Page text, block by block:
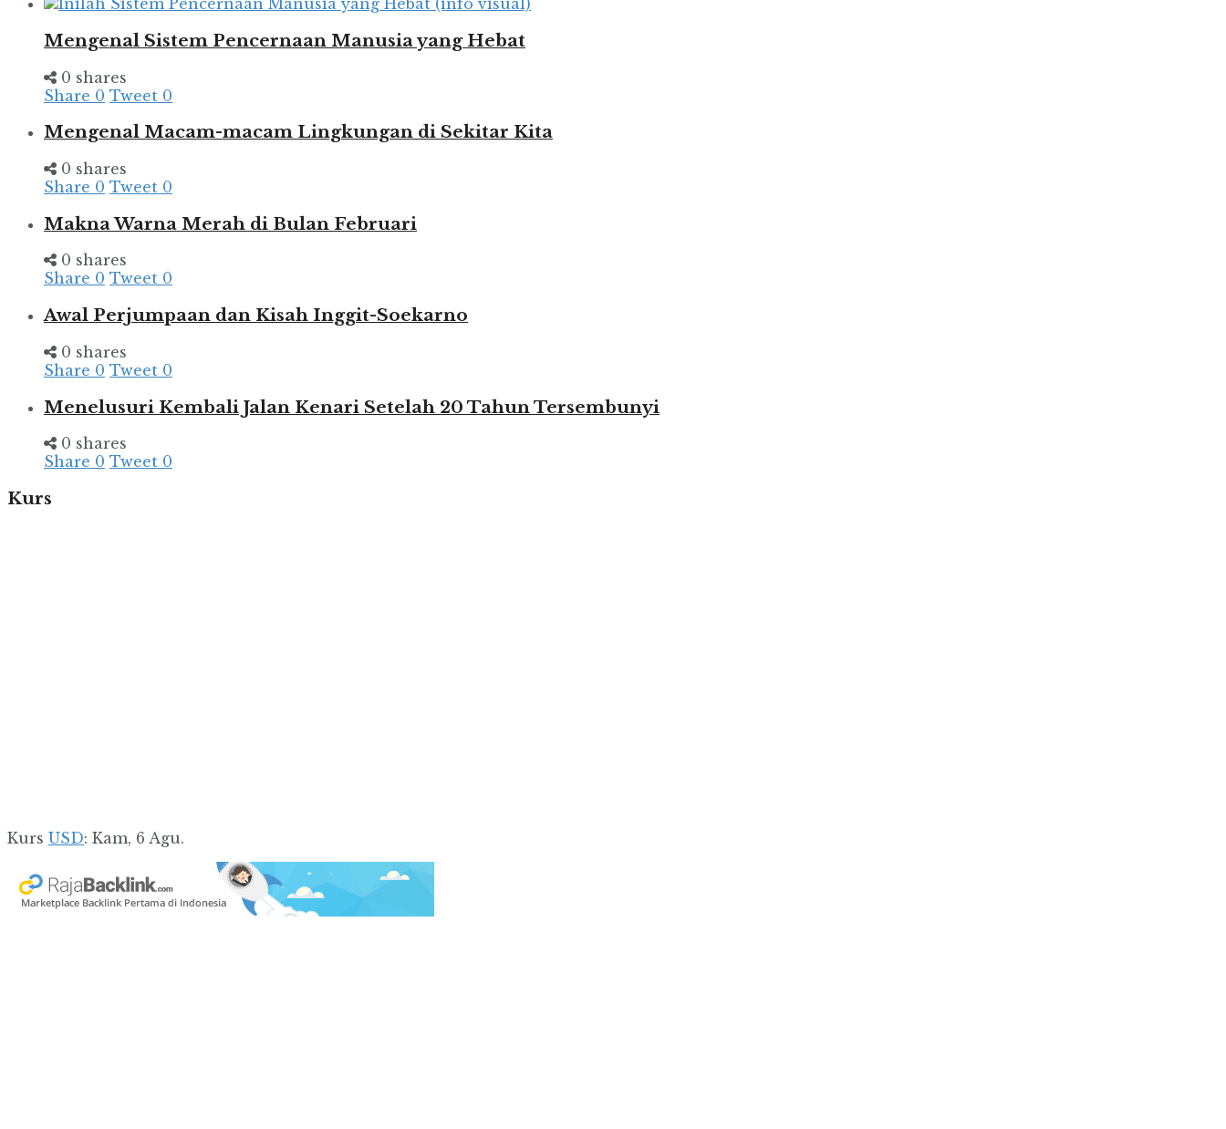
Mengenal Sistem Pencernaan Manusia yang Hebat
0 shares
Share 0 Tweet 0
Mengenal Macam-macam Lingkungan di Sekitar Kita
0 shares
Share 0 Tweet 0
Makna Warna Merah di Bulan Februari
0 shares
Share 0 Tweet 0
Awal Perjumpaan dan Kisah Inggit-Soekarno
0 shares
Share 0 Tweet 0
Menelusuri Kembali Jalan Kenari Setelah 20 Tahun Tersembunyi
0 shares
Share 0 Tweet 0
Kurs
Kurs USD: Kam, 6 Agu.